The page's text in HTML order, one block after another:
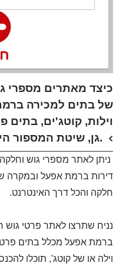
כיצד מאתרים מספרי
של בתים למכירה
וילות, קוטג'ים,
גן, שיטת המספור הישראלית לנכסים.
ניתן לאתר מספרי גוש
דירות ברמת אפעל ובמקרה
חלקה והכל דרך האינטרנט.
נניח שתרצו לאתר פרטי
ברמת אפעל מכלל בתים
וילה או של קוטג', תוכלו